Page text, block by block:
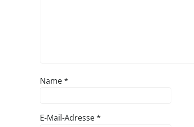
Name*
E-Mail-Adresse*